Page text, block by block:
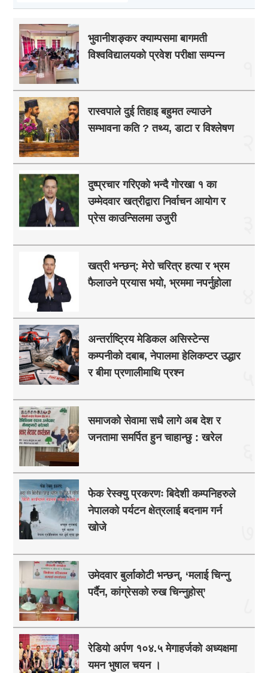
भुवानीशङ्कर क्याम्पसमा बागमती
विश्वविद्यालयको प्रवेश परीक्षा सम्पन्न
रास्वपाले दुई तिहाइ बहुमत ल्याउने
सम्भावना कति ? तथ्य, डाटा र विश्लेषण
दुष्प्रचार गरिएको भन्दै गोरखा १ का
उम्मेदवार खत्रीद्वारा निर्वाचन आयोग र
प्रेस काउन्सिलमा उजुरी
खत्री भन्छन्: मेरो चरित्र हत्या र भ्रम
फैलाउने प्रयास भयो, भ्रममा नपर्नुहोला
अन्तर्राष्ट्रिय मेडिकल असिस्टेन्स
कम्पनीको दबाब, नेपालमा हेलिकप्टर उद्धार
र बीमा प्रणालीमाथि प्रश्न
समाजको सेवामा सधै लागे अब देश र
जनतामा समर्पित हुन चाहान्छु : खरेल
फेक रेस्क्यु प्रकरणः बिदेशी कम्पनिहरुले
नेपालको पर्यटन क्षेत्रलाई बदनाम गर्न
खोजे
उमेदवार बुर्लाकोटी भन्छन्, ‘मलाई चिन्नु
पर्दैन, कांग्रेसको रुख चिन्नुहोस्’
रेडियो अर्पण १०४.५ मेगाहर्जको अध्यक्षमा
यमन भुषाल चयन ।